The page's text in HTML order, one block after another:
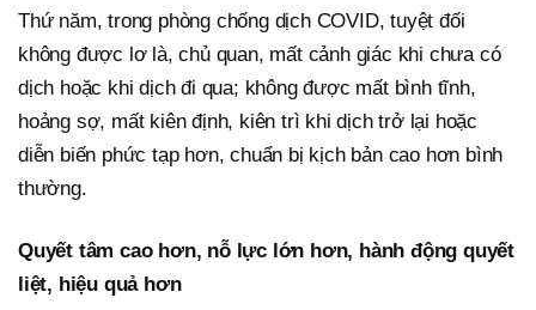
Thứ năm, trong phòng chống dịch COVID, tuyệt đối
không được lơ là, chủ quan, mất cảnh giác khi chưa có
dịch hoặc khi dịch đi qua; không được mất bình tĩnh,
hoảng sợ, mất kiên định, kiên trì khi dịch trở lại hoặc
diễn biến phức tạp hơn, chuẩn bị kịch bản cao hơn bình
thường.
Quyết tâm cao hơn, nỗ lực lớn hơn, hành động quyết
liệt, hiệu quả hơn